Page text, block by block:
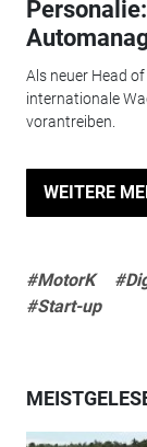
Als neuer Head
internationale
vorantreiben.
WEITERE
#MotorK
#Start-up